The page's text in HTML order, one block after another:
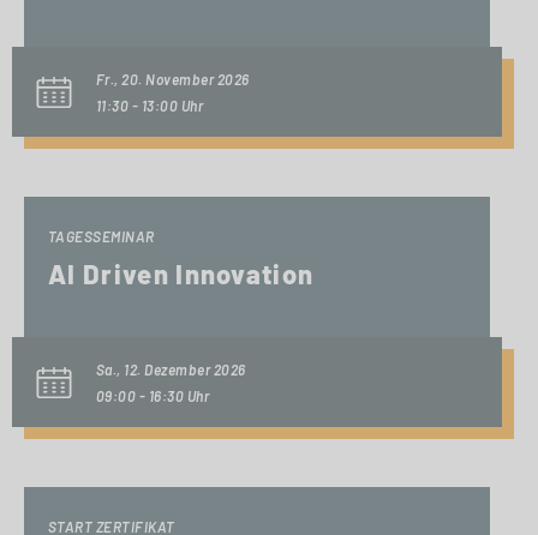
Fr., 20. November 2026
11:30 - 13:00 Uhr
TAGESSEMINAR
AI Driven Innovation
Sa., 12. Dezember 2026
09:00 - 16:30 Uhr
START ZERTIFIKAT